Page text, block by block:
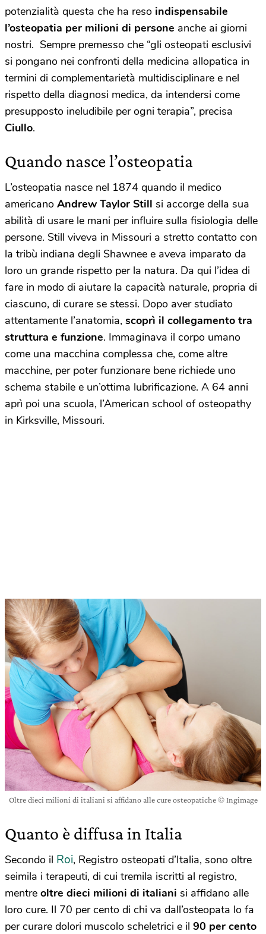
potenzialità questa che ha reso indispensabile
l’osteopatia per milioni di persone anche ai giorni
nostri. Sempre premesso che “gli osteopati esclusivi
si pongano nei confronti della medicina allopatica in
termini di complementarietà multidisciplinare e nel
rispetto della diagnosi medica, da intendersi come
presupposto ineludibile per ogni terapia”, precisa
Ciullo.
Quando nasce l’osteopatia
L’osteopatia nasce nel 1874 quando il medico
americano Andrew Taylor Still si accorge della sua
abilità di usare le mani per influire sulla fisiologia delle
persone. Still viveva in Missouri a stretto contatto con
la tribù indiana degli Shawnee e aveva imparato da
loro un grande rispetto per la natura. Da qui l’idea di
fare in modo di aiutare la capacità naturale, propria di
ciascuno, di curare se stessi. Dopo aver studiato
attentamente l’anatomia, scoprì il collegamento tra
struttura e funzione. Immaginava il corpo umano
come una macchina complessa che, come altre
macchine, per poter funzionare bene richiede uno
schema stabile e un’ottima lubrificazione. A 64 anni
aprì poi una scuola, l’American school of osteopathy
in Kirksville, Missouri.
Oltre dieci milioni di italiani si affidano alle cure osteopatiche © Ingimage
Quanto è diffusa in Italia
Secondo il Roi, Registro osteopati d’Italia, sono oltre
seimila i terapeuti, di cui tremila iscritti al registro,
mentre oltre dieci milioni di italiani si affidano alle
loro cure. Il 70 per cento di chi va dall’osteopata lo fa
per curare dolori muscolo scheletrici e il 90 per cento